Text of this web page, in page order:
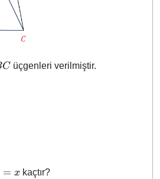
üçgenleri verilmiştir.
= x kaçtır?